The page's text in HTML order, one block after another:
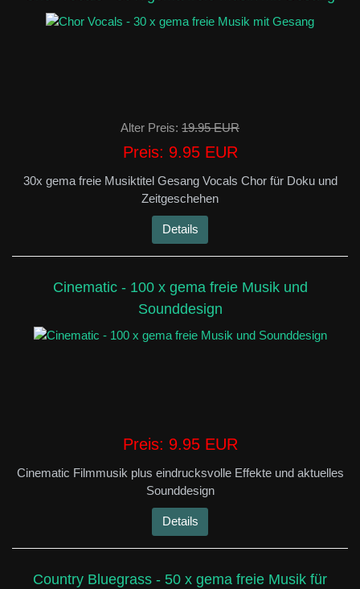
Alter Preis: 19.95 EUR
Preis: 9.95 EUR
30x gema freie Musiktitel Gesang Vocals Chor für Doku und
Zeitgeschehen
Details
Cinematic - 100 x gema freie Musik und
Sounddesign
Preis: 9.95 EUR
Cinematic Filmmusik plus eindrucksvolle Effekte und aktuelles
Sounddesign
Details
Country Bluegrass - 50 x gema freie Musik für